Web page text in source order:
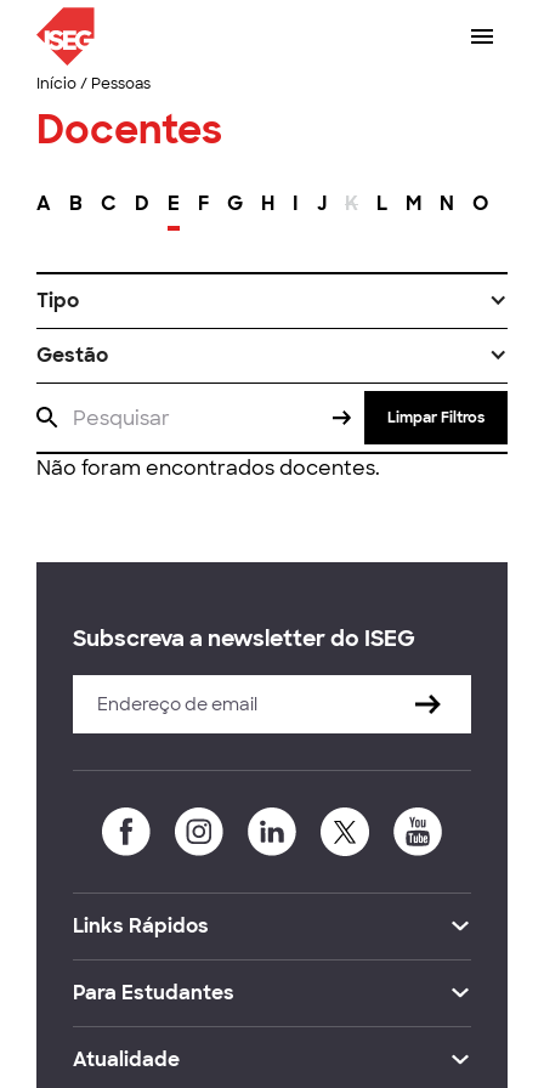
Início/ Pessoas
Docentes
A B C D E F G H I J K L M N O
Tipo
Gestão
Limpar Filtros
Não foram encontrados docentes.
Subscreva a newsletter do ISEG
Links Rápidos
Para Estudantes
Atualidade